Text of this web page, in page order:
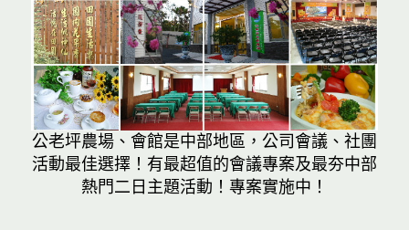
公老坪農場、會館是中部地區，公司會議、社團
活動最佳選擇！有最超值的會議專案及最夯中部
熱門二日主題活動！專案實施中！